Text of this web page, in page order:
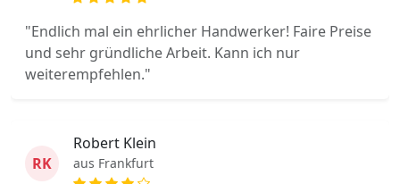
"Endlich mal ein ehrlicher Handwerker! Faire Preise
und sehr gründliche Arbeit. Kann ich nur
weiterempfehlen."
RK
Robert Klein
aus Frankfurt